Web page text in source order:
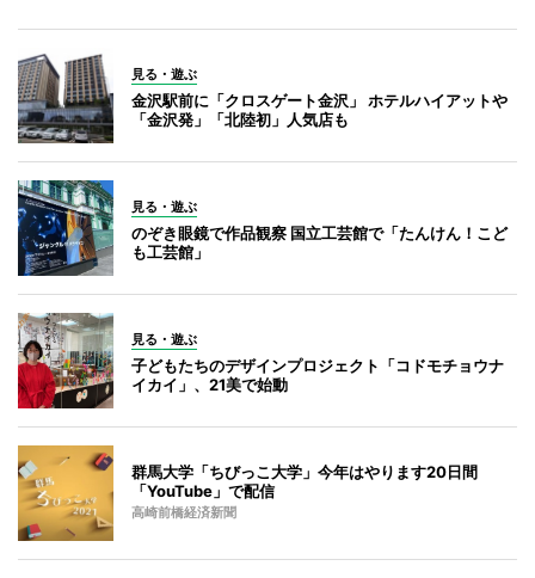
見る・遊ぶ
金沢駅前に「クロスゲート金沢」 ホテルハイアットや
「金沢発」「北陸初」人気店も
見る・遊ぶ
のぞき眼鏡で作品観察 国立工芸館で「たんけん！こど
も工芸館」
見る・遊ぶ
子どもたちのデザインプロジェクト「コドモチョウナ
イカイ」、21美で始動
群馬大学「ちびっこ大学」今年はやります20日間
「YouTube」で配信
高崎前橋経済新聞